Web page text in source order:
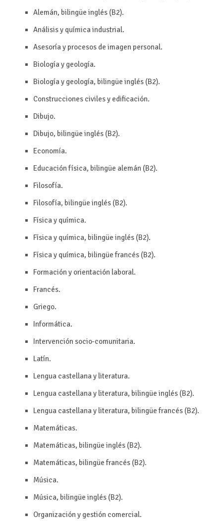
Alemán, bilingüe inglés (B2).
Análisis y química industrial.
Asesoría y procesos de imagen personal.
Biología y geología.
Biología y geología, bilingüe inglés (B2).
Construcciones civiles y edificación.
Dibujo.
Dibujo, bilingüe inglés (B2).
Economía.
Educación física, bilingüe alemán (B2).
Filosofía.
Filosofía, bilingüe inglés (B2).
Física y química.
Física y química, bilingüe inglés (B2).
Física y química, bilingüe francés (B2).
Formación y orientación laboral.
Francés.
Griego.
Informática.
Intervención socio-comunitaria.
Latín.
Lengua castellana y literatura.
Lengua castellana y literatura, bilingüe inglés (B2).
Lengua castellana y literatura, bilingüe francés (B2).
Matemáticas.
Matemáticas, bilingüe inglés (B2).
Matemáticas, bilingüe francés (B2).
Música.
Música, bilingüe inglés (B2).
Organización y gestión comercial.